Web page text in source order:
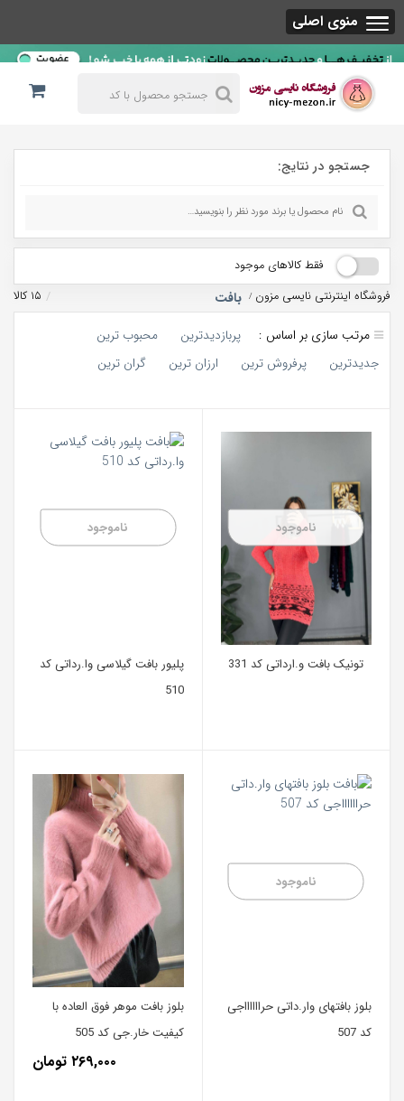
منوی اصلی
جستجو در نتایج:
فقط کالاهای موجود
فروشگاه اینترنتی نایسی مزون / بافت ۱۵ کالا
مرتب سازی بر اساس : پربازدیدترین
محبوب ترین
جدیدترین
پرفروش ترین ارزان ترین گران ترین
تونیک بافت و.ارداتی کد 331
ناموجود
پلیور بافت گیلاسی وا.رداتی کد
510
ناموجود
بلوز بافتهای وا‌ر.داتی حرااااااجی
کد 507
ناموجود
بلوز بافت موهر فوق العاده با
کیفیت خار.جی کد 505
۲۶۹,۰۰۰ تومان